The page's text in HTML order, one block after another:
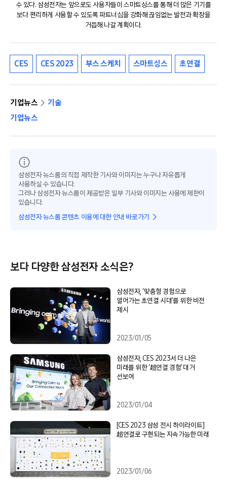
수 있다. 삼성전자는 앞으로도 사용자들이 스마트싱스를 통해 더 많은 기기를
보다 편리하게 사용할 수 있도록 파트너십을 강화해 끊임없는 발전과 확장을
거듭해 나갈 계획이다.
CES CES 2023 부스 스케치 스마트싱스 초연결
기업뉴스
기술
기업뉴스
삼성전자 뉴스룸의 직접 제작한 기사와 이미지는 누구나 자유롭게
사용하실 수 있습니다.
그러나 삼성전자 뉴스룸이 제공받은 일부 기사와 이미지는 사용에 제한이
있습니다.
삼성전자 뉴스룸 콘텐츠 이용에 대한 안내 바로가기
보다 다양한 삼성전자 소식은?
삼성전자, ‘맞춤형 경험으로
열어가는 초연결 시대’를 위한 비전
제시
2023/01/05
삼성전자, CES 2023서 더 나은
미래를 위한 ‘超연결 경험’ 대거
선보여
2023/01/04
[CES 2023 삼성 전시 하이라이트]
超연결로 구현되는 지속가능한 미래
2023/01/06